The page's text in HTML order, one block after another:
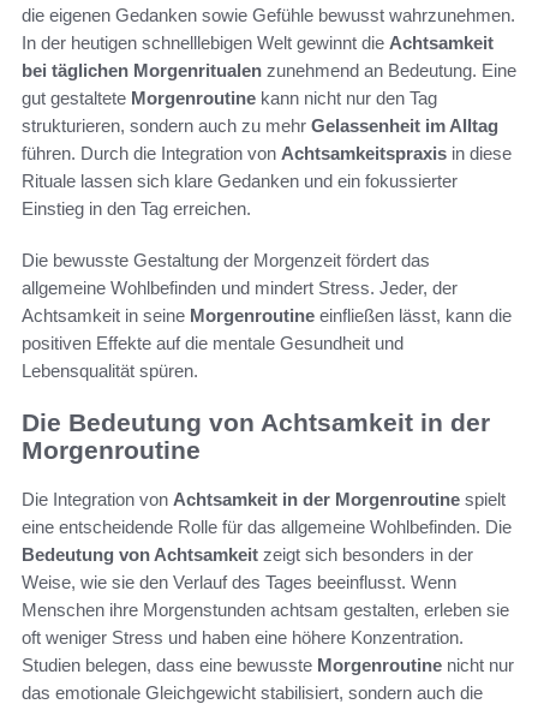
die eigenen Gedanken sowie Gefühle bewusst wahrzunehmen.
In der heutigen schnelllebigen Welt gewinnt die Achtsamkeit
bei täglichen Morgenritualen zunehmend an Bedeutung. Eine
gut gestaltete Morgenroutine kann nicht nur den Tag
strukturieren, sondern auch zu mehr Gelassenheit im Alltag
führen. Durch die Integration von Achtsamkeitspraxis in diese
Rituale lassen sich klare Gedanken und ein fokussierter
Einstieg in den Tag erreichen.
Die bewusste Gestaltung der Morgenzeit fördert das
allgemeine Wohlbefinden und mindert Stress. Jeder, der
Achtsamkeit in seine Morgenroutine einfließen lässt, kann die
positiven Effekte auf die mentale Gesundheit und
Lebensqualität spüren.
Die Bedeutung von Achtsamkeit in der
Morgenroutine
Die Integration von Achtsamkeit in der Morgenroutine spielt
eine entscheidende Rolle für das allgemeine Wohlbefinden. Die
Bedeutung von Achtsamkeit zeigt sich besonders in der
Weise, wie sie den Verlauf des Tages beeinflusst. Wenn
Menschen ihre Morgenstunden achtsam gestalten, erleben sie
oft weniger Stress und haben eine höhere Konzentration.
Studien belegen, dass eine bewusste Morgenroutine nicht nur
das emotionale Gleichgewicht stabilisiert, sondern auch die